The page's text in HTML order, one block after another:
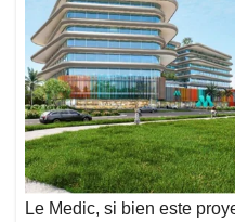
Le Medic, si bien este